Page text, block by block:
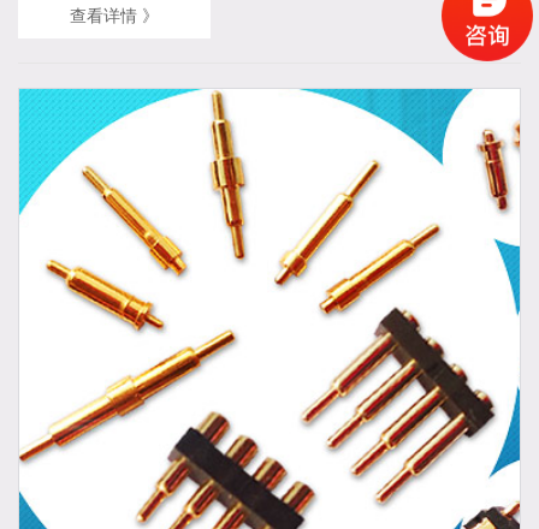
能是导电和传输信息。其质量问题会影响整个连接器的运行。为了
使其达到基本功能的标准，弹簧针必须在整个结构中进行适当的设
查看详情 》